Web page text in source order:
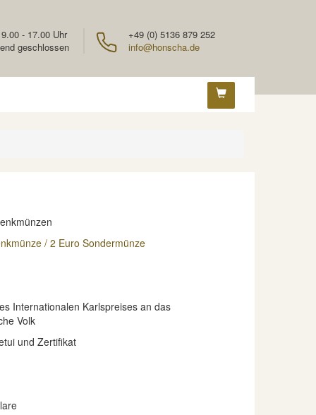
+49 (0) 5136 879 252
info@honscha.de
- 17.00 Uhr
geschlossen
/ 2 Euro Sondermünze
Internationalen Karlspreises an das
Volk
und Zertifikat